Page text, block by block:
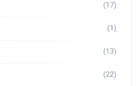
(17)
(1)
(13)
(22)